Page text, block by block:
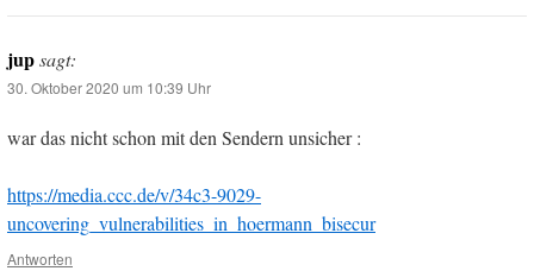
jupsagt:
30. Oktober 2020 um 10:39 Uhr
war das nicht schon mit den Sendern unsicher :
https://media.ccc.de/v/34c3-9029-
uncovering_vulnerabilities_in_hoermann_bisecur
Antworten